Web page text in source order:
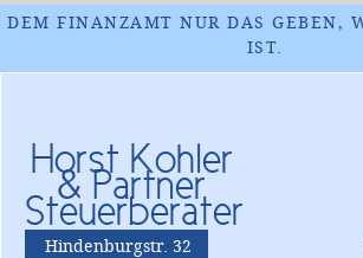
DEM FINANZAMT NUR DAS GEBEN,
IST.
Horst Kohler
& Partner
Steuerberater
Hindenburgstr. 32